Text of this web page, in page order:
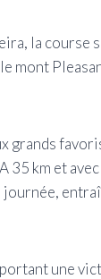
la course
mont
grands
35 km et
une